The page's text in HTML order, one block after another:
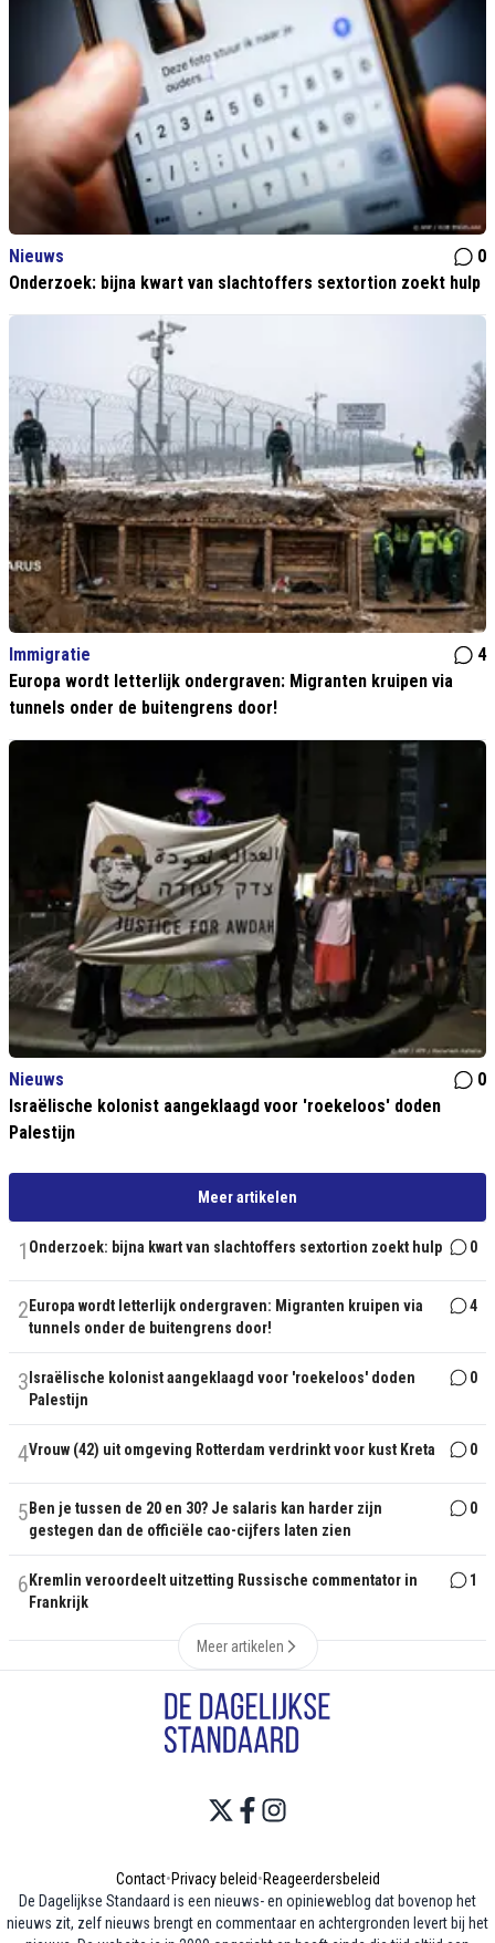
Nieuws
0
Onderzoek: bijna kwart van slachtoffers sextortion zoekt hulp
Immigratie
4
Europa wordt letterlijk ondergraven: Migranten kruipen via
tunnels onder de buitengrens door!
Nieuws
0
Israëlische kolonist aangeklaagd voor 'roekeloos' doden
Palestijn
Meer artikelen
1 Onderzoek: bijna kwart van slachtoffers sextortion zoekt hulp 0
2 Europa wordt letterlijk ondergraven: Migranten kruipen via
tunnels onder de buitengrens door!
4
3 Israëlische kolonist aangeklaagd voor 'roekeloos' doden
Palestijn
0
4Vrouw (42) uit omgeving Rotterdam verdrinkt voor kust Kreta 0
5 Ben je tussen de 20 en 30? Je salaris kan harder zijn
gestegen dan de officiële cao-cijfers laten zien
0
6 Kremlin veroordeelt uitzetting Russische commentator in
Frankrijk
1
Meer artikelen
Contact•Privacy beleid•Reageerdersbeleid
De Dagelijkse Standaard is een nieuws- en opinieweblog dat bovenop het
nieuws zit, zelf nieuws brengt en commentaar en achtergronden levert bij het